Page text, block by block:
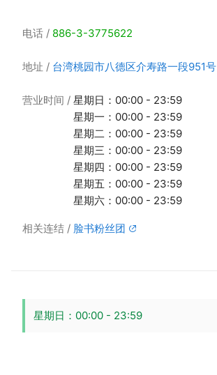
电话 886-3-3775622
地址 台湾桃园市八德区介寿路一段951号
营业时间
星期日：00:00 - 23:59
星期一：00:00 - 23:59
星期二：00:00 - 23:59
星期三：00:00 - 23:59
星期四：00:00 - 23:59
星期五：00:00 - 23:59
星期六：00:00 - 23:59
相关连结 脸书粉丝团
星期日：00:00 - 23:59